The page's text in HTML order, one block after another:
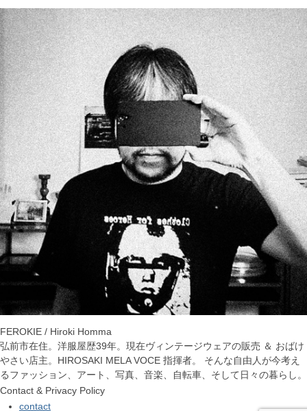
FEROKIE / Hiroki Homma
弘前市在住。洋服屋歴39年。現在ヴィンテージウェアの販売 ＆ おばけ
やさい店主。HIROSAKI MELA VOCE 指揮者。 そんな自由人が今考え
るファッション、アート、写真、音楽、自転車、そして日々の暮らし。
Contact & Privacy Policy
contact